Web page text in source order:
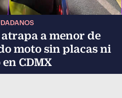
a menor de
moto sin placas ni
en CDMX
mediante Email
actual mediante Facebook
actual mediante Twitter
el artículo actual mediante